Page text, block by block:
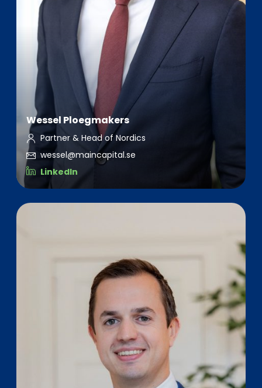
Wessel Ploegmakers
Partner & Head of Nordics
wessel@maincapital.se
LinkedIn